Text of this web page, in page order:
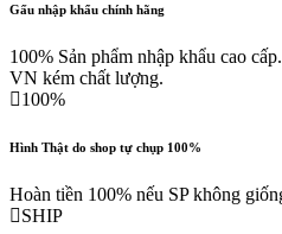
Gấu nhập khẩu chính hãng
100% Sản phẩm nhập khẩu cao
VN kém chất lượng.
100%
Hình Thật do shop tự chụp 100%
Hoàn tiền 100% nếu SP không
SHIP